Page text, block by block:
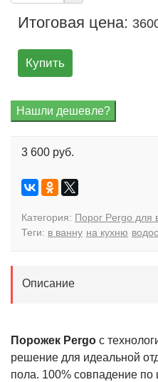
Итоговая цена:
Купить
3 600 руб.
Категория: Порог Pergo для
Теги: в ванну на кухню
Описание
Порожек Pergo с
решение для идеальной
пола. 100% совпадение по